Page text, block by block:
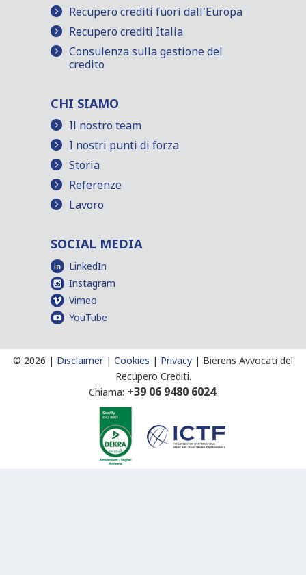
Recupero crediti fuori dall'Europa
Recupero crediti Italia
Consulenza sulla gestione del
credito
CHI SIAMO
Il nostro team
I nostri punti di forza
Storia
Referenze
Lavoro
SOCIAL MEDIA
LinkedIn
Instagram
Vimeo
YouTube
© 2026 | Disclaimer| Cookies | Privacy | Bierens Avvocati del
Recupero Crediti.
Chiama: +39 06 9480 6024.